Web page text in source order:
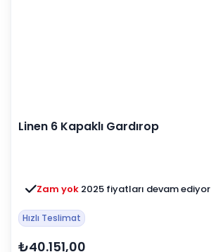
Linen 6 Kapaklı Gardırop
Zam yok 2025 fiyatları devam ediyor
Hızlı Teslimat
₺40.151,00